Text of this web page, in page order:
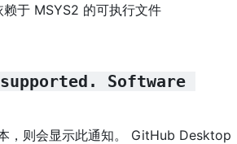
于 MSYS2 的可执行文件
Software
，则会显示此通知。 GitHub Desktop